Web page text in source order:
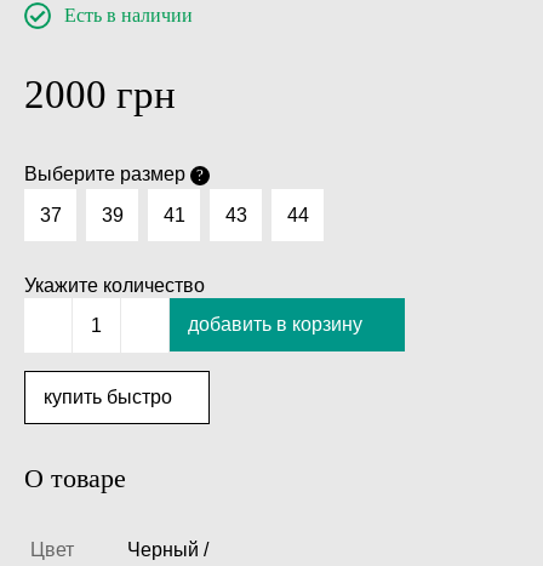
Есть в наличии
2000 грн
Выберите размер ?
37 39 41 43 44
Укажите количество
1
добавить в корзину
купить быстро
О товаре
Цвет
Черный /